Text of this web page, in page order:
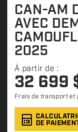
CAN-AM
AVEC
2025
À partir de :
32 699
Frais de transport et
DE